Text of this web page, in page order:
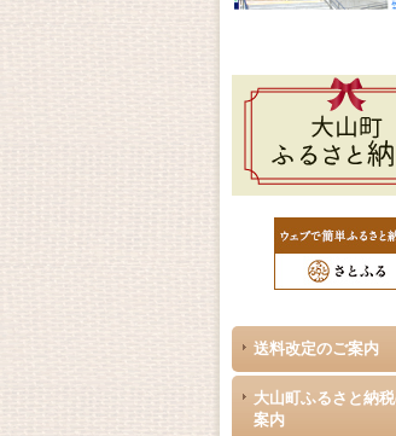
送料改定のご案内
大山町ふるさと納
案内